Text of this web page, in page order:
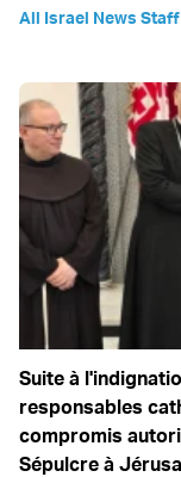
All Israel News Staff
Suite à
responsables
compromis
Sépulcre à